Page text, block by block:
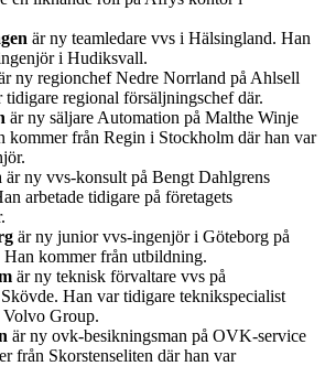
är ny teamledare vvs i Hälsingland. Han
i Hudiksvall.
ny regionchef Nedre Norrland på Ahlsell
tidigare regional försäljningschef där.
är ny säljare Automation på Malthe Winje
kommer från Regin i Stockholm där han var
är ny vvs-konsult på Bengt Dahlgrens
arbetade tidigare på företagets
är ny junior vvs-ingenjör i Göteborg på
kommer från utbildning.
är ny teknisk förvaltare vvs på
Han var tidigare teknikspecialist
Volvo Group.
är ny ovk-besikningsman på OVK-service
från Skorstenseliten där han var